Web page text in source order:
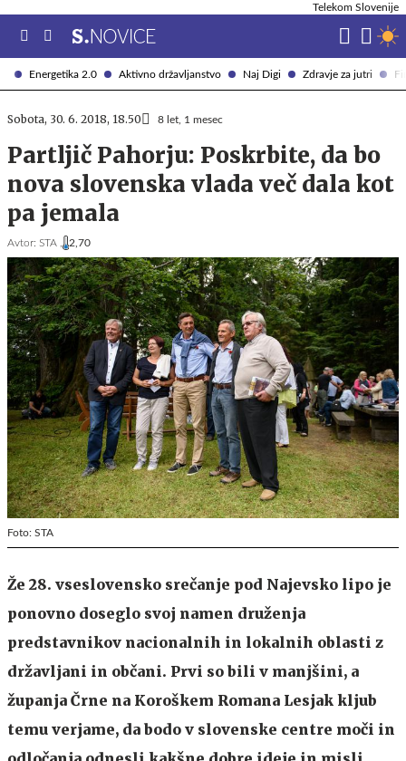
Energetika 2.0 Aktivno državljanstvo Naj Digi Zdravje za jutri
Telekom Slovenije
Sobota, 30. 6. 2018, 18.50 8 let, 1 mesec
Partljič Pahorju: Poskrbite, da bo
nova slovenska vlada več dala kot
pa jemala
Avtor: STA , 2,70
Foto: STA
Že 28. vseslovensko srečanje pod Najevsko lipo je
ponovno doseglo svoj namen druženja
predstavnikov nacionalnih in lokalnih oblasti z
državljani in občani. Prvi so bili v manjšini, a
županja Črne na Koroškem Romana Lesjak kljub
temu verjame, da bodo v slovenske centre moči in